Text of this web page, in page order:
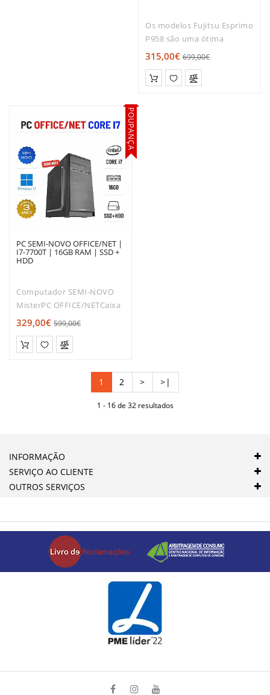
Os modelos Fujitsu Esprimo
P958 são uma ótima
escolha para quem trabalha
e Internet em casa ou no
315,00€ 699,00€
POUPANÇA
PC SEMI-NOVO OFFICE/NET |
I7-7700T | 16GB RAM | SSD +
HDD
Computador SEMI-NOVO
MisterPC OFFICE/NETCaixa
Micro-ATX Tacens Anima
H110Fonte Alimentação
i7-7700T 2.90GHZ até
3.80GHZ em Turbo Boost..
329,00€ 599,00€
1 2 > >|
1 - 16 de 32 resultados
INFORMAÇÃO
SERVIÇO AO CLIENTE
OUTROS SERVIÇOS